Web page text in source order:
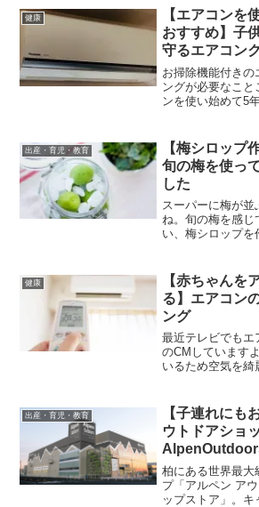
です。今回は子
や、親が少し手
緒に楽しめるも
健康
【エアコンを
おすすめ】子
守るエアコン
お掃除機能付きの
ングが必要なこと
ンを使い始めて5
持ち帰らず分解
ご紹介します。
出産・育児・教育
【梅シロップ
旬の梅を使っ
した
スーパーに梅が並
ね。旬の梅を感じ
い、梅シロップを
健康
【赤ちゃんを
る】エアコン
ング
最近テレビでもエ
のCMしています
いるため空気を綺
出産・育児・教育
【子連れにも
ウトドアショ
柏店
柏にある世界最大
プ「アルペン ア
ップストア」。キ